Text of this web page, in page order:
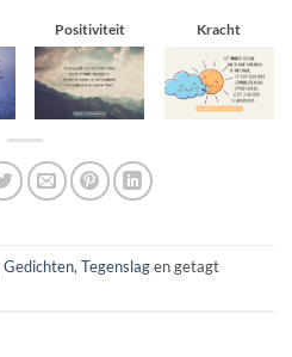
Positiviteit Kracht
Gedichten, Tegenslagen getagt